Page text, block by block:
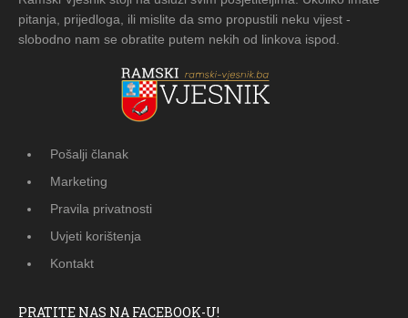
pitanja, prijedloga, ili mislite da smo propustili neku vijest -
slobodno nam se obratite putem nekih od linkova ispod.
Pošalji članak
Marketing
Pravila privatnosti
Uvjeti korištenja
Kontakt
PRATITE NAS NA FACEBOOK-U!